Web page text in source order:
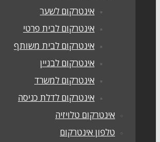
אינטרקום לשער
אינטרקום לבית פרטי
אינטרקום לבית משותף
אינטרקום לבניין
אינטרקום למשרד
אינטרקום לדלת כניסה
אינטרקום טלויזיה
טלפון אינטרקום